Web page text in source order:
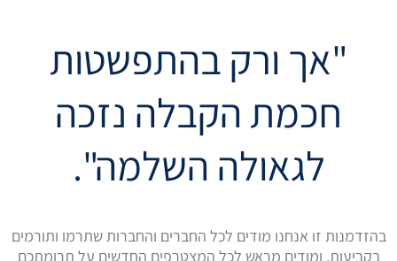
"אך ורק בהתפשטות
חכמת הקבלה נזכה
לגאולה השלמה".
בהזדמנות זו אנחנו מודים לכל החברים והחברות שתרמו ותורמים
בקביעות, ומודים מראש לכל המצטרפים החדשים על תרומתכם